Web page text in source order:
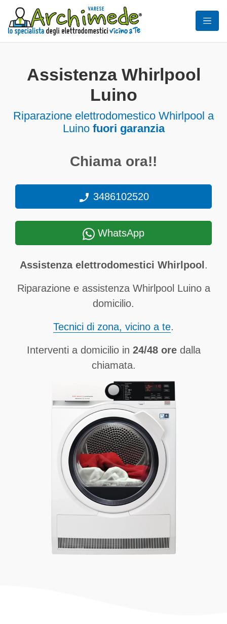
Assistenza Whirlpool
Luino
Riparazione elettrodomestico Whirlpool a
Luino fuori garanzia
Chiama ora!!
3486102520
WhatsApp
Assistenza elettrodomestici Whirlpool .
Riparazione e assistenza Whirlpool Luino a
domicilio.
Tecnici di zona, vicino a te.
Interventi a domicilio in 24/48 oredalla
chiamata.